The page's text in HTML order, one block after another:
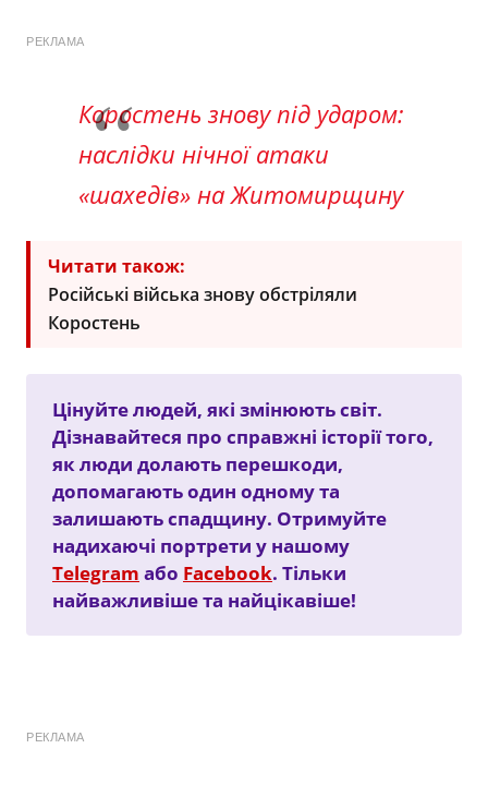
РЕКЛАМА
Коростень знову під ударом:
наслідки нічної атаки
«шахедів» на Житомирщину
Читати також:
Російські війська знову обстріляли
Коростень
Цінуйте людей, які змінюють світ.
Дізнавайтеся про справжні історії того,
як люди долають перешкоди,
допомагають один одному та
залишають спадщину. Отримуйте
надихаючі портрети у нашому
Telegram або Facebook. Тільки
найважливіше та найцікавіше!
РЕКЛАМА